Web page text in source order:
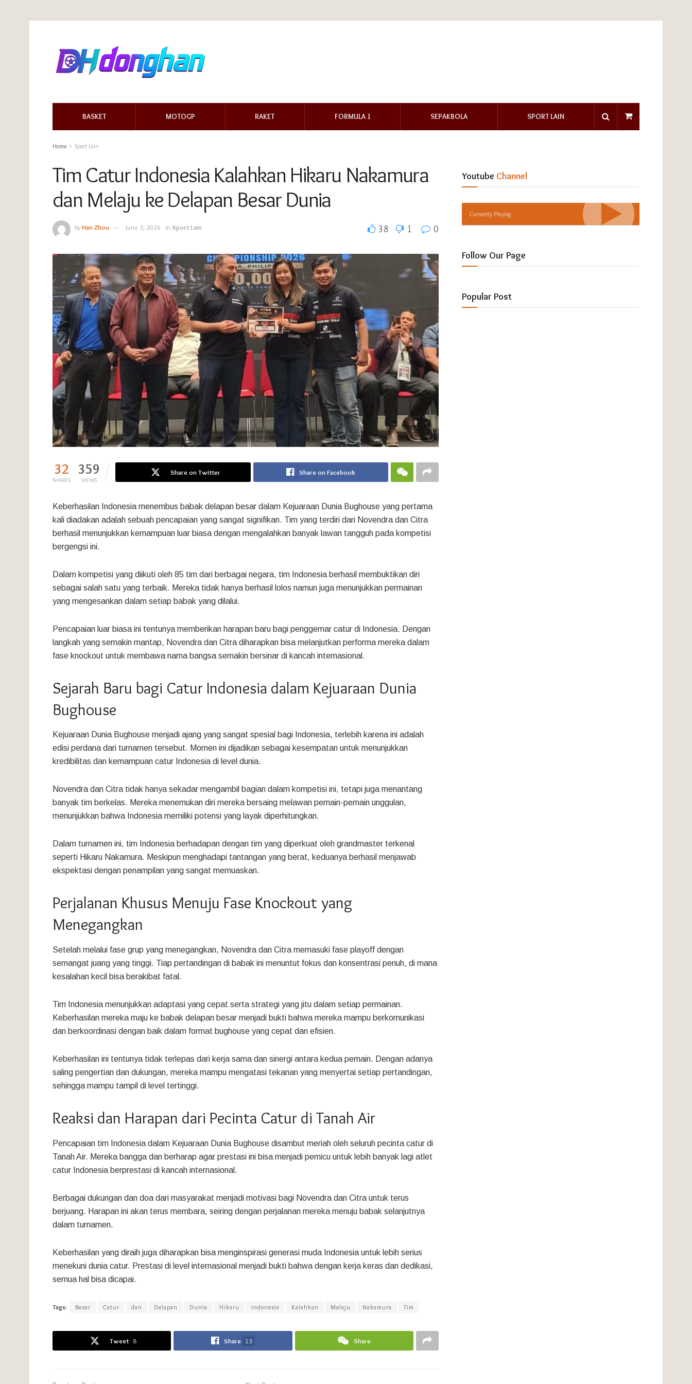
BASKET MOTOGP RAKET FORMULA 1 SEPAKBOLA SPORT LAIN
Home Sport Lain
Tim Catur Indonesia Kalahkan Hikaru Nakamura
dan Melaju ke Delapan Besar Dunia
byHan Zhou June 3, 2026 in Sport Lain 38 1 0
32
SHARES
359
VIEWS
Share on Twitter Share on Facebook
Keberhasilan Indonesia menembus babak delapan besar dalam Kejuaraan Dunia Bughouse yang pertama
kali diadakan adalah sebuah pencapaian yang sangat signifikan. Tim yang terdiri dari Novendra dan Citra
berhasil menunjukkan kemampuan luar biasa dengan mengalahkan banyak lawan tangguh pada kompetisi
bergengsi ini.
Dalam kompetisi yang diikuti oleh 85 tim dari berbagai negara, tim Indonesia berhasil membuktikan diri
sebagai salah satu yang terbaik. Mereka tidak hanya berhasil lolos namun juga menunjukkan permainan
yang mengesankan dalam setiap babak yang dilalui.
Pencapaian luar biasa ini tentunya memberikan harapan baru bagi penggemar catur di Indonesia. Dengan
langkah yang semakin mantap, Novendra dan Citra diharapkan bisa melanjutkan performa mereka dalam
fase knockout untuk membawa nama bangsa semakin bersinar di kancah internasional.
Sejarah Baru bagi Catur Indonesia dalam Kejuaraan Dunia
Bughouse
Kejuaraan Dunia Bughouse menjadi ajang yang sangat spesial bagi Indonesia, terlebih karena ini adalah
edisi perdana dari turnamen tersebut. Momen ini dijadikan sebagai kesempatan untuk menunjukkan
kredibilitas dan kemampuan catur Indonesia di level dunia.
Novendra dan Citra tidak hanya sekadar mengambil bagian dalam kompetisi ini, tetapi juga menantang
banyak tim berkelas. Mereka menemukan diri mereka bersaing melawan pemain-pemain unggulan,
menunjukkan bahwa Indonesia memiliki potensi yang layak diperhitungkan.
Dalam turnamen ini, tim Indonesia berhadapan dengan tim yang diperkuat oleh grandmaster terkenal
seperti Hikaru Nakamura. Meskipun menghadapi tantangan yang berat, keduanya berhasil menjawab
ekspektasi dengan penampilan yang sangat memuaskan.
Perjalanan Khusus Menuju Fase Knockout yang
Menegangkan
Setelah melalui fase grup yang menegangkan, Novendra dan Citra memasuki fase playoff dengan
semangat juang yang tinggi. Tiap pertandingan di babak ini menuntut fokus dan konsentrasi penuh, di mana
kesalahan kecil bisa berakibat fatal.
Tim Indonesia menunjukkan adaptasi yang cepat serta strategi yang jitu dalam setiap permainan.
Keberhasilan mereka maju ke babak delapan besar menjadi bukti bahwa mereka mampu berkomunikasi
dan berkoordinasi dengan baik dalam format bughouse yang cepat dan efisien.
Keberhasilan ini tentunya tidak terlepas dari kerja sama dan sinergi antara kedua pemain. Dengan adanya
saling pengertian dan dukungan, mereka mampu mengatasi tekanan yang menyertai setiap pertandingan,
sehingga mampu tampil di level tertinggi.
Reaksi dan Harapan dari Pecinta Catur di Tanah Air
Pencapaian tim Indonesia dalam Kejuaraan Dunia Bughouse disambut meriah oleh seluruh pecinta catur di
Tanah Air. Mereka bangga dan berharap agar prestasi ini bisa menjadi pemicu untuk lebih banyak lagi atlet
catur Indonesia berprestasi di kancah internasional.
Berbagai dukungan dan doa dari masyarakat menjadi motivasi bagi Novendra dan Citra untuk terus
berjuang. Harapan ini akan terus membara, seiring dengan perjalanan mereka menuju babak selanjutnya
dalam turnamen.
Keberhasilan yang diraih juga diharapkan bisa menginspirasi generasi muda Indonesia untuk lebih serius
menekuni dunia catur. Prestasi di level internasional menjadi bukti bahwa dengan kerja keras dan dedikasi,
semua hal bisa dicapai.
Tags: Besar Catur dan Delapan Dunia Hikaru Indonesia Kalahkan Melaju Nakamura Tim
Tweet 8 Share 13 Share
Youtube Channel
Currently Playing
Follow Our Page
Popular Post